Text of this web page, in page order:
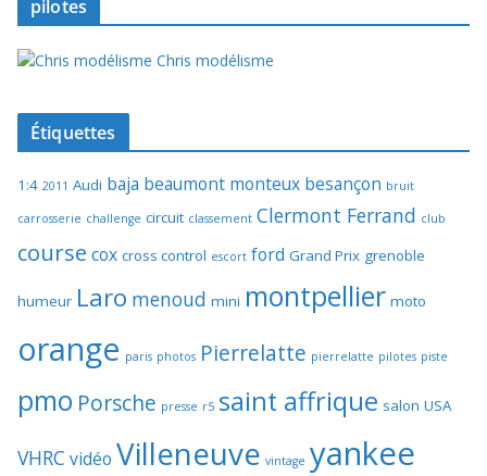
pilotes
Chris modélisme
Étiquettes
1:4 2011 Audi baja beaumont monteux besançon bruit
carrosserie challenge circuit classement Clermont Ferrand club
course cox cross control escort ford Grand Prix grenoble
humeur Laro menoud mini montpellier moto
orange paris photos Pierrelatte pierrelatte pilotes piste
pmo Porsche presse r5 saint affrique salon USA
VHRC vidéo Villeneuve vintage yankee